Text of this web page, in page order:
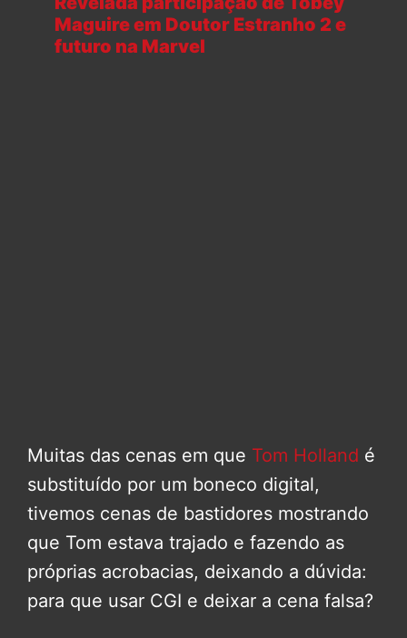
Maguire em Doutor Estranho 2 e
futuro na Marvel
Muitas das cenas em que Tom Holland é
substituído por um boneco digital,
tivemos cenas de bastidores mostrando
que Tom estava trajado e fazendo as
próprias acrobacias, deixando a dúvida:
para que usar CGI e deixar a cena falsa?